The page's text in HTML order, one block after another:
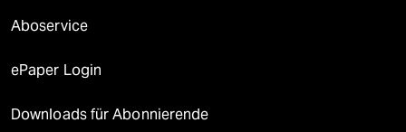
Aboservice
ePaper Login
Downloads für Abonnierende